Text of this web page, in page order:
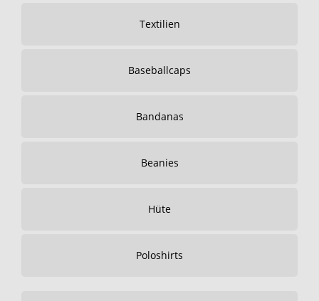
Textilien
Baseballcaps
Bandanas
Beanies
Hüte
Poloshirts